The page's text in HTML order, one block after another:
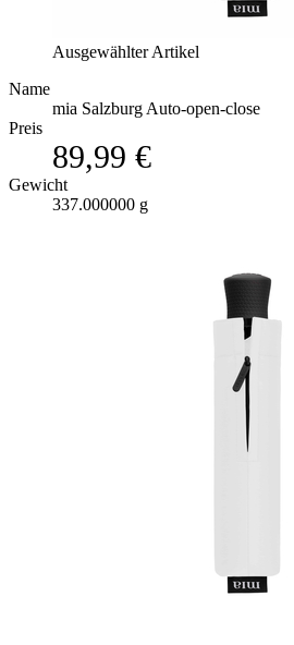
Ausgewählter Artikel
Name
mia Salzburg Auto-open-close
Preis
89,99 €
Gewicht
337.000000 g